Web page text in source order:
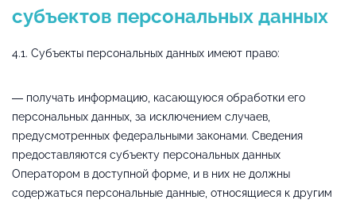
субъектов персональных данных
4.1. Субъекты персональных данных имеют право:
— получать информацию, касающуюся обработки его
персональных данных, за исключением случаев,
предусмотренных федеральными законами. Сведения
предоставляются субъекту персональных данных
Оператором в доступной форме, и в них не должны
содержаться персональные данные, относящиеся к другим